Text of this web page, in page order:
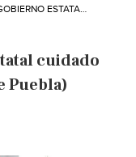
cuidado
Puebla)